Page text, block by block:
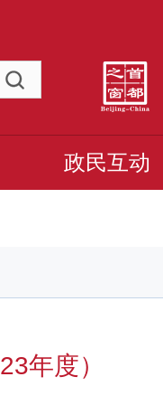
政民互动
年度）